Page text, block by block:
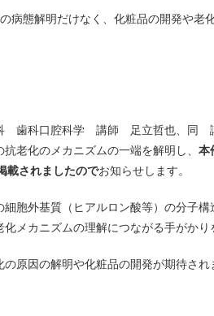
病態解明だけなく、化粧品の開発や老
歯科口腔科学 講師 足立哲也、同
老化のメカニズムの一端を解明し、 本
載されましたのでお知らせします。
胞外基質（ヒアルロン酸等）の分子
メカニズムの理解につながる手がかり
原因の解明や化粧品の開発が期待され